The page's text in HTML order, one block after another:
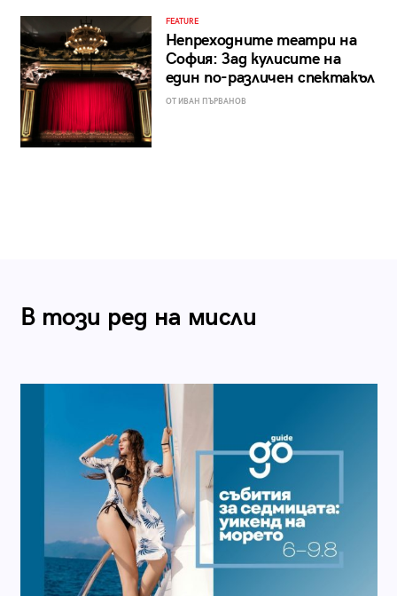
FEATURE
Непреходните театри на
София: Зад кулисите на
един по-различен спектакъл
ОТ ИВАН ПЪРВАНОВ
В този ред на мисли